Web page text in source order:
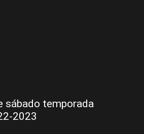
sábado temporada
2023